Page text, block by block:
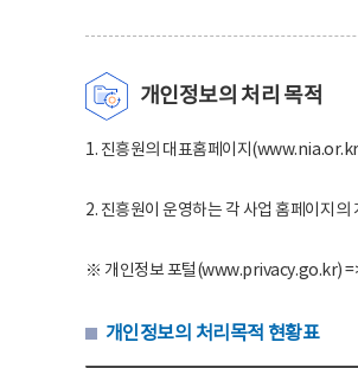
개인정보의 처리 목적
1. 진흥원의 대표홈페이지
2. 진흥원이 운영하는 각 사업 홈페이지
※ 개인정보 포털(www.privacy.go.kr) =>
개인정보의 처리목적 현황표